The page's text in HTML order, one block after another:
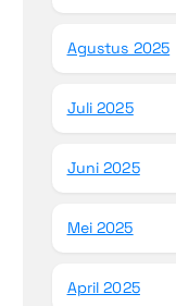
Agustus 2025
Juli 2025
Juni 2025
Mei 2025
April 2025